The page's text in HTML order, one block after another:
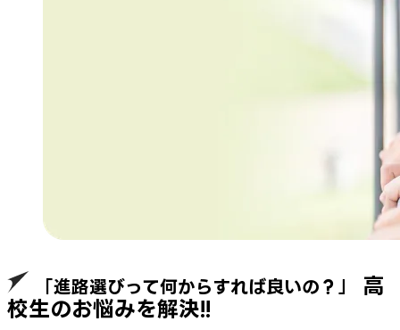
「進路選びって何からすれば良いの？」
高
校生のお悩みを解決!!